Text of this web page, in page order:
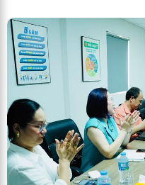
rộng hệ sinh thái tổ chức.